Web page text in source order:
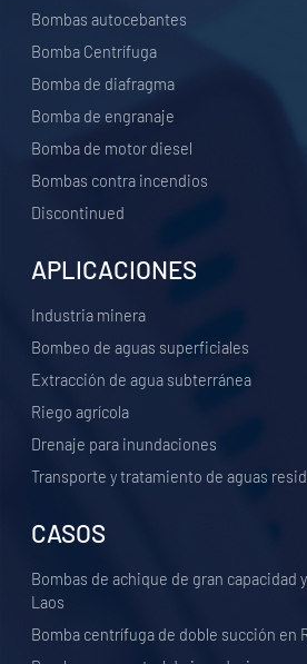
Bombas autocebantes
Bomba Centrífuga
Bomba de diafragma
Bomba de engranaje
Bomba de motor diesel
Bombas contra incendios
Discontinued
APLICACIONES
Industria minera
Bombeo de aguas superficiales
Extracción de agua subterránea
Riego agrícola
Drenaje para inundaciones
Transporte y tratamiento de aguas
CASOS
Bombas de achique de gran capacidad
Laos
Bomba centrífuga de doble succión en